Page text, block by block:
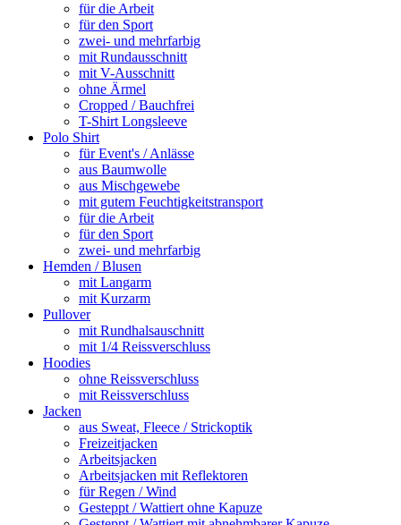
für die Arbeit
für den Sport
zwei- und mehrfarbig
mit Rundausschnitt
mit V-Ausschnitt
ohne Ärmel
Cropped / Bauchfrei
T-Shirt Longsleeve
Polo Shirt
für Event's / Anlässe
aus Baumwolle
aus Mischgewebe
mit gutem Feuchtigkeitstransport
für die Arbeit
für den Sport
zwei- und mehrfarbig
Hemden / Blusen
mit Langarm
mit Kurzarm
Pullover
mit Rundhalsauschnitt
mit 1/4 Reissverschluss
Hoodies
ohne Reissverschluss
mit Reissverschluss
Jacken
aus Sweat, Fleece / Strickoptik
Freizeitjacken
Arbeitsjacken
Arbeitsjacken mit Reflektoren
für Regen / Wind
Gesteppt / Wattiert ohne Kapuze